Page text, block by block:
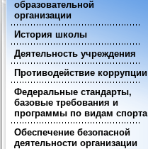
образовательной
организации
История школы
Деятельность учреждения
Противодействие коррупции
Федеральные стандарты,
базовые требования и
программы по видам спорта
Обеспечение безопасной
деятельности организации